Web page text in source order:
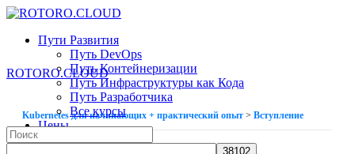
Toggle
Panel
Пути Развития
Путь DevOps
Путь Контейнеризации
Путь Инфраструктуры как Кода
Путь Разработчика
Все курсы
Цены
Wiki
ROTORO.CLOUD
Search
for:
Kubernetes для начинающих + практический опыт Вступление
УРОК 1ИЗ 7